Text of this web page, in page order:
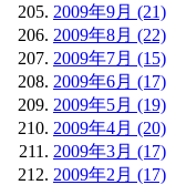
2009年9月 (21)
2009年8月 (22)
2009年7月 (15)
2009年6月 (17)
2009年5月 (19)
2009年4月 (20)
2009年3月 (17)
2009年2月 (17)